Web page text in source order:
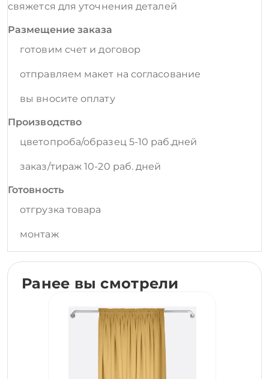
свяжется для уточнения деталей
Размещение заказа
готовим счет и договор
отправляем макет на согласование
вы вносите оплату
Производство
цветопроба/образец 5-10 раб.дней
заказ/тираж 10-20 раб. дней
Готовность
отгрузка товара
монтаж
Ранее вы смотрели